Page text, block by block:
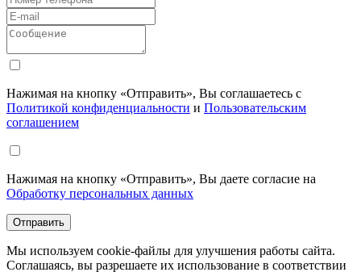
Нажимая на кнопку «Отправить», Вы соглашаетесь с
Политикой конфиденциальности и Пользовательским
соглашением
Нажимая на кнопку «Отправить», Вы даете согласие на
Обработку персональных данных
Отправить
Мы используем cookie-файлы для улучшения работы сайта.
Соглашаясь, вы разрешаете их использование в соответствии